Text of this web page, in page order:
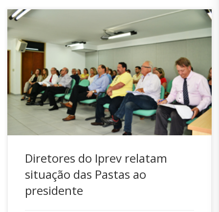
O presidente do Iprev Adriano Zanotto organizou a
segunda reunião do ano de 2015 com os comissionados
do Instituto. Seguindo o proposto na reunião de janeiro,
Zanotto abriu espaço aos diretores para que, junto de seus
gerentes, pudessem relatar as ações que pretendem
programar em suas pastas de modo a […]
Diretores do Iprev relatam
situação das Pastas ao
presidente